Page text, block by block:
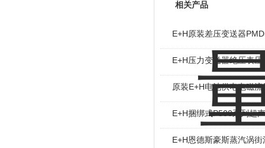
相关产品
E+H原装差压变送器
E+H压力变送器绝压表
原装E+H电池供电电磁
E+H捆绑式P500系列超
E+H恩德斯豪斯蒸汽涡